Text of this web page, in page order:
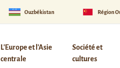
Ouzbékistan Région
L'Europe et l'Asie
centrale
Société et
cultures